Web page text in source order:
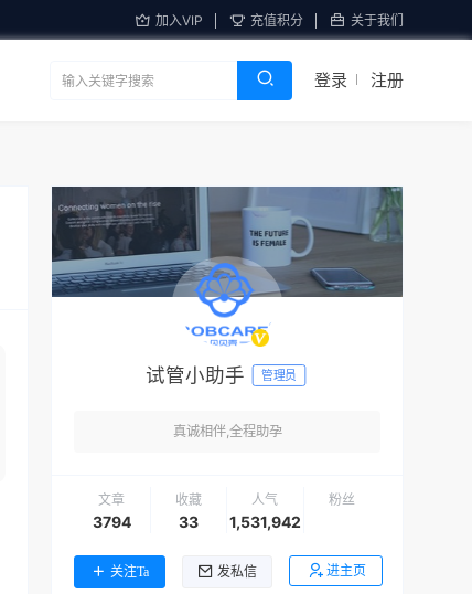
加入VIP 充值积分 关于我们
登录 注册
试管小助手 管理员
真诚相伴,全程助孕
文章
3794
收藏
33
人气
1,531,942
粉丝
关注Ta 发私信 进主页